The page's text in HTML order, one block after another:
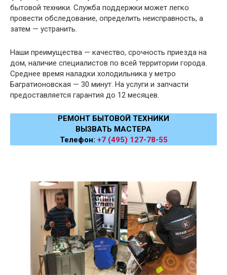
бытовой техники. Служба поддержки может легко
провести обследование, определить неисправность, а
затем — устранить.
Наши преимущества — качество, срочность приезда на
дом, наличие специалистов по всей территории города.
Среднее время наладки холодильника у метро
Багратионовская — 30 минут. На услуги и запчасти
предоставляется гарантия до 12 месяцев.
РЕМОНТ БЫТОВОЙ ТЕХНИКИ
ВЫЗВАТЬ МАСТЕРА
Телефон: +7 (495) 127-78-55